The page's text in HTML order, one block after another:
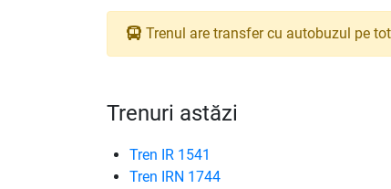
Trenul are transfer cu autobuzul pe
Trenuri astăzi
Tren IR 1541
Tren IRN 1744